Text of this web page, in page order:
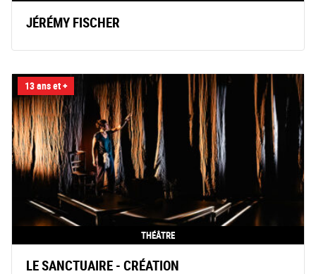
JÉRÉMY FISCHER
13 ans et +
THÉÂTRE
LE SANCTUAIRE - CRÉATION